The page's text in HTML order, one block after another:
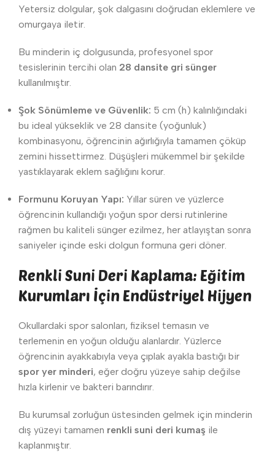
Yetersiz dolgular, şok dalgasını doğrudan eklemlere ve
omurgaya iletir.
Bu minderin iç dolgusunda, profesyonel spor
tesislerinin tercihi olan 28 dansite gri sünger
kullanılmıştır.
Şok Sönümleme ve Güvenlik: 5 cm (h) kalınlığındaki
bu ideal yükseklik ve 28 dansite (yoğunluk)
kombinasyonu, öğrencinin ağırlığıyla tamamen çöküp
zemini hissettirmez. Düşüşleri mükemmel bir şekilde
yastıklayarak eklem sağlığını korur.
Formunu Koruyan Yapı: Yıllar süren ve yüzlerce
öğrencinin kullandığı yoğun spor dersi rutinlerine
rağmen bu kaliteli sünger ezilmez, her atlayıştan sonra
saniyeler içinde eski dolgun formuna geri döner.
Renkli Suni Deri Kaplama: Eğitim
Kurumları İçin Endüstriyel Hijyen
Okullardaki spor salonları, fiziksel temasın ve
terlemenin en yoğun olduğu alanlardır. Yüzlerce
öğrencinin ayakkabıyla veya çıplak ayakla bastığı bir
spor yer minderi, eğer doğru yüzeye sahip değilse
hızla kirlenir ve bakteri barındırır.
Bu kurumsal zorluğun üstesinden gelmek için minderin
dış yüzeyi tamamen renkli suni deri kumaş ile
kaplanmıştır.